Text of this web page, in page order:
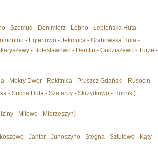
- Szemud - Donimierz - Łebno - Łebieńska Huta -
- Egiertowo - Jekmuca - Grabowska Huta -
- Bolesławowo - Demlin - Godziszewo - Turze -
- Mokry Dwór - Rokitnica - Pruszcz Gdański - Rusocin -
- Sucha Huta - Szatarpy - Skrzydłowo - Horniki)
- Miłowo - Mierzeszyn)
- Jantar - Junoszyno - Stegna - Sztutowo - Kąty